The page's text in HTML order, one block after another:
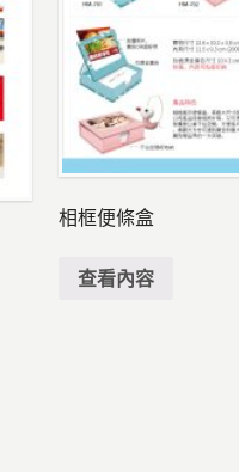
相框便條盒
查看內容